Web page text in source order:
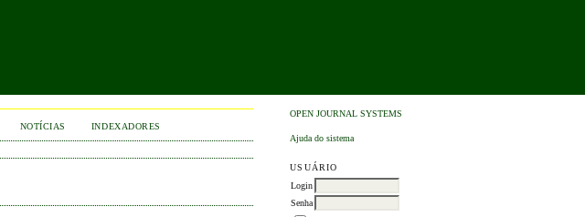
OPEN JOURNAL SYSTEMS
Ajuda do sistema
USUÁRIO
Login
Senha
NOTÍCIAS INDEXADORES